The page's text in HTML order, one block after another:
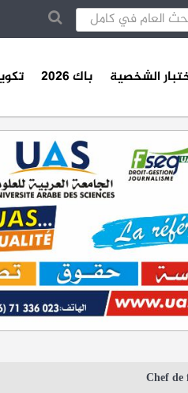
الشخصية باك 2026
Chef